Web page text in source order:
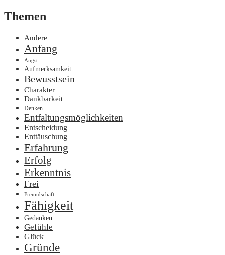
Themen
Andere
Anfang
Angst
Aufmerksamkeit
Bewusstsein
Charakter
Dankbarkeit
Denken
Entfaltungsmöglichkeiten
Entscheidung
Enttäuschung
Erfahrung
Erfolg
Erkenntnis
Frei
Freundschaft
Fähigkeit
Gedanken
Gefühle
Glück
Gründe